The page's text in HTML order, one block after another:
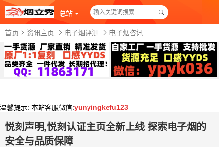
总站
首页 资讯主页 电子烟评测 电子烟咨讯
温馨提示: 本站客服微信:yunyingkefu123
悦刻声明,悦刻认证主页全新上线 探索电子烟的
安全与品质保障